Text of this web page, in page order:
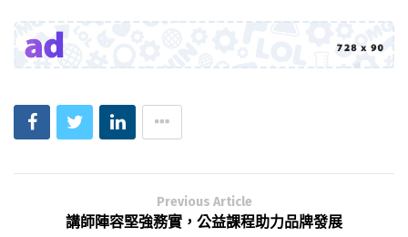
Previous Article
講師陣容堅強務實，公益課程助力品牌發展